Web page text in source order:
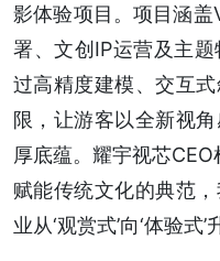
影体验项目。项目涵
署、文创IP运营及主
过高精度建模、交互
限，让游客以全新视
厚底蕴。耀宇视芯
赋能传统文化的典范
业从‘观赏式’向‘体验式’